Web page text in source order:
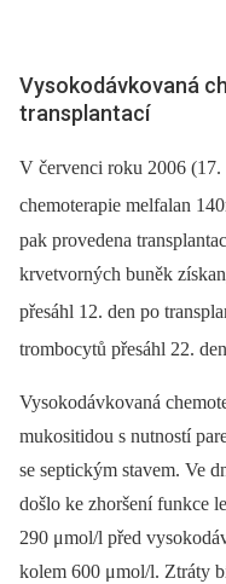
Vysokodávkovaná
transplantací
V červenci roku 2006 (17.
chemoterapie melfalan
pak provedena
krvetvorných buněk
přesáhl 12. den po
trombocytů přesáhl 22.
Vysokodávkovaná
mukositidou s nutností
se septickým stavem. Ve
došlo ke zhoršení funkce
290 μmol/l před
kolem 600 μmol/l. Ztráty